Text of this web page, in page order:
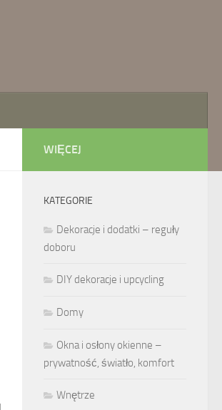
WIĘCEJ
KATEGORIE
Dekoracje i dodatki – reguły
doboru
DIY dekoracje i upcycling
Domy
Okna i osłony okienne –
prywatność, światło, komfort
Wnętrze